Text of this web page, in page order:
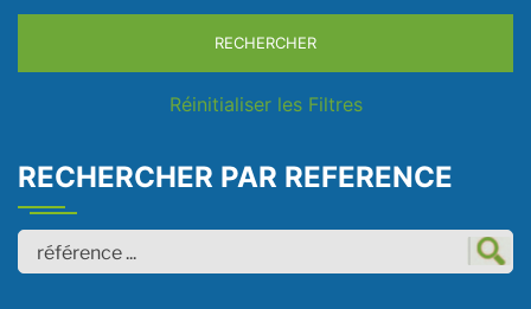
RECHERCHER
Réinitialiser les Filtres
RECHERCHER PAR REFERENCE